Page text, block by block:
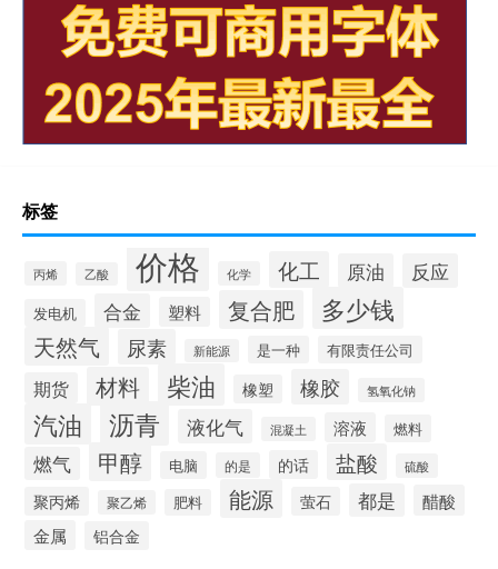
标签
丙烯 乙酸 价格 化学 化工 原油 反应
发电机 合金 塑料 复合肥 多少钱
天然气 尿素 新能源 是一种 有限责任公司
期货 材料 柴油 橡塑 橡胶 氢氧化钠
汽油 沥青 液化气 混凝土 溶液 燃料
燃气 甲醇 电脑 的是 的话 盐酸 硫酸
聚丙烯 聚乙烯 肥料 能源 萤石 都是 醋酸
金属 铝合金